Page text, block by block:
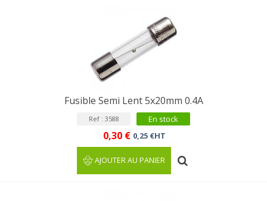
Fusible Semi Lent 5x20mm 0.4A
Ref : 3588 En stock
0,30 € 0,25 €HT
AJOUTER AU PANIER